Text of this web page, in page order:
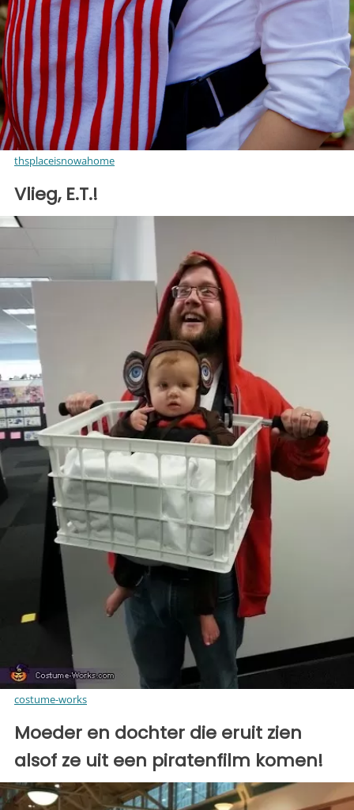
thsplaceisnowahome
Vlieg, E.T.!
costume-works
Moeder en dochter die eruit zien
alsof ze uit een piratenfilm komen!